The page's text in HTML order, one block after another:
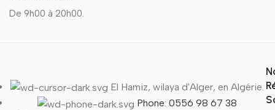
De 9h00 à 20h00.
El Hamiz, wilaya d'Alger, en Algérie.
Phone: 0556 98 67 38